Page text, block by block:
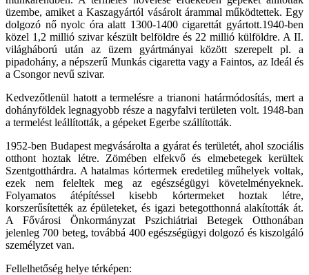
üzembe, amiket a Kaszagyártól vásárolt árammal működtettek. Egy
dolgozó nő nyolc óra alatt 1300-1400 cigarettát gyártott.1940-ben
közel 1,2 millió szivar készült belföldre és 22 millió külföldre. A II.
világháború után az üzem gyártmányai között szerepelt pl. a
pipadohány, a népszerű Munkás cigaretta vagy a Faintos, az Ideál és
a Csongor nevű szivar.
Kedvezőtlenül hatott a termelésre a trianoni határmódosítás, mert a
dohányföldek legnagyobb része a nagyfalvi területen volt. 1948-ban
a termelést leállították, a gépeket Egerbe szállították.
1952-ben Budapest megvásárolta a gyárat és területét, ahol szociális
otthont hoztak létre. Zömében elfekvő és elmebetegek kerültek
Szentgotthárdra. A hatalmas kórtermek eredetileg műhelyek voltak,
ezek nem feleltek meg az egészségügyi követelményeknek.
Folyamatos átépítéssel kisebb kórtermeket hoztak létre,
korszerűsítették az épületeket, és igazi betegotthonná alakították át.
A Fővárosi Önkormányzat Pszichiátriai Betegek Otthonában
jelenleg 700 beteg, továbbá 400 egészségügyi dolgozó és kiszolgáló
személyzet van.
Fellelhetőség helye térképen: